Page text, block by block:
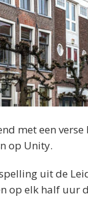
met een verse
op Unity.
uit de
op elk half uur